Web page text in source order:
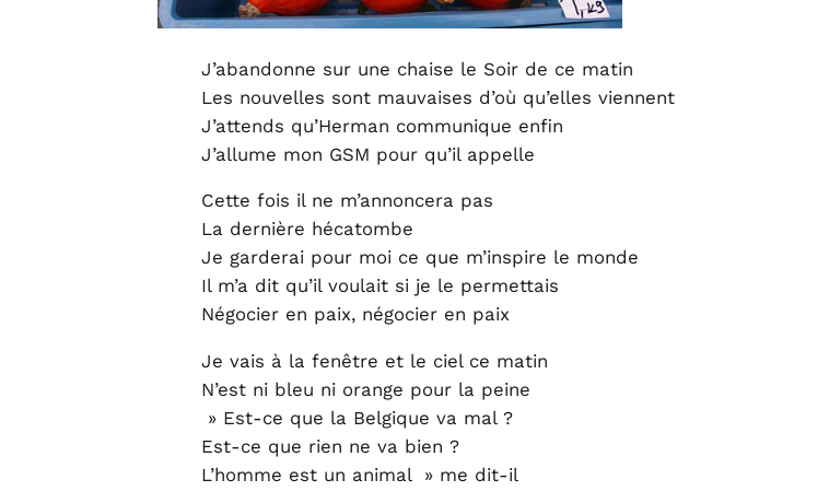
J’abandonne sur une chaise le Soir de ce matin
Les nouvelles sont mauvaises d’où qu’elles viennent
J’attends qu’Herman communique enfin
J’allume mon GSM pour qu’il appelle
Cette fois il ne m’annoncera pas
La dernière hécatombe
Je garderai pour moi ce que m’inspire le monde
Il m’a dit qu’il voulait si je le permettais
Négocier en paix, négocier en paix
Je vais à la fenêtre et le ciel ce matin
N’est ni bleu ni orange pour la peine
» Est-ce que la Belgique va mal ?
Est-ce que rien ne va bien ?
L’homme est un animal » me dit-il